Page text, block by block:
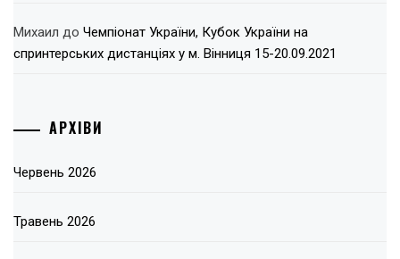
Михаил до Чемпіонат України, Кубок України на
спринтерських дистанціях у м. Вінниця 15-20.09.2021
АРХІВИ
Червень 2026
Травень 2026